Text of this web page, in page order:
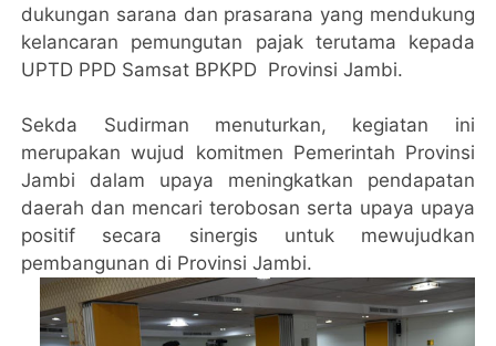
dukungan sarana dan prasarana yang mendukung
kelancaran pemungutan pajak terutama kepada
UPTD PPD Samsat BPKPD Provinsi Jambi.
Sekda Sudirman menuturkan, kegiatan ini
merupakan wujud komitmen Pemerintah Provinsi
Jambi dalam upaya meningkatkan pendapatan
daerah dan mencari terobosan serta upaya upaya
positif secara sinergis untuk mewujudkan
pembangunan di Provinsi Jambi.